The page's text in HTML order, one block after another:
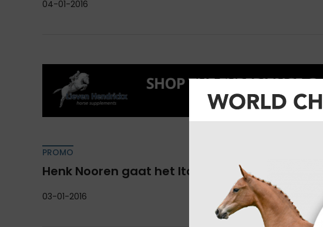
04-01-2016
PROMO
Henk Nooren gaat het Italiaanse team coachen
03-01-2016